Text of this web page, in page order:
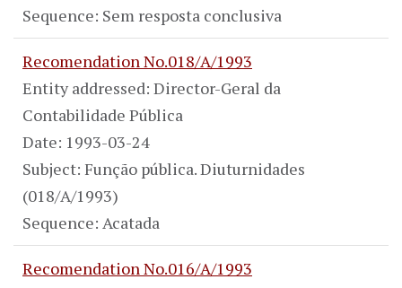
Sequence: Sem resposta conclusiva
Recomendation No.018/A/1993
Entity addressed: Director-Geral da
Contabilidade Pública
Date: 1993-03-24
Subject: Função pública. Diuturnidades
(018/A/1993)
Sequence: Acatada
Recomendation No.016/A/1993